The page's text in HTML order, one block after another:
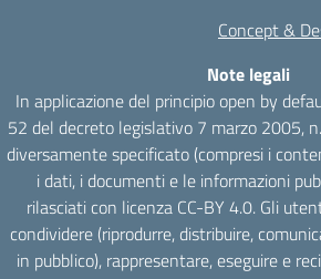
Concept &
Note legali
In applicazione del principio open by
52 del decreto legislativo 7 marzo 2005,
diversamente specificato (compresi i
i dati, i documenti e le informazioni
rilasciati con licenza CC-BY 4.0. Gli
condividere (riprodurre, distribuire,
in pubblico), rappresentare, eseguire e